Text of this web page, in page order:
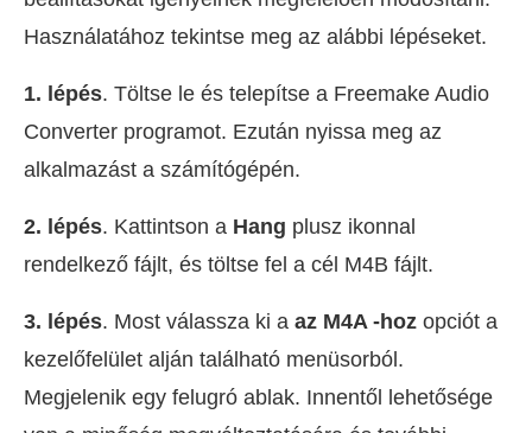
Használatához tekintse meg az alábbi lépéseket.
1. lépés. Töltse le és telepítse a Freemake Audio
Converter programot. Ezután nyissa meg az
alkalmazást a számítógépén.
2. lépés. Kattintson a Hang plusz ikonnal
rendelkező fájlt, és töltse fel a cél M4B fájlt.
3. lépés. Most válassza ki a az M4A -hoz opciót a
kezelőfelület alján található menüsorból.
Megjelenik egy felugró ablak. Innentől lehetősége